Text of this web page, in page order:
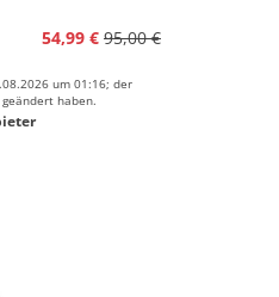
54,99 € 95,00 €
um 01:16; der
haben.